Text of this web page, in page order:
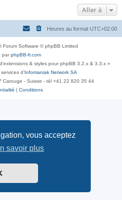
vous acceptez
savoir plus
Aller à
Heures au format UTC+02:00
Forum Software © phpBB Limited
parphpBB-fr.com
& styles pour phpBB 3.2.x & 3.3.x »
d’ Infomaniak Network SA
Carouge - Suisse - tél +41 22 820 35 44
Conditions